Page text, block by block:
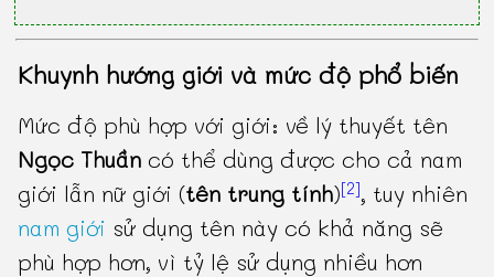
Khuynh hướng giới và mức độ phổ biến
Mức độ phù hợp với giới: về lý thuyết tên
Ngọc Thuần có thể dùng được cho cả nam
giới lẫn nữ giới (tên trung tính)[2], tuy nhiên
nam giới sử dụng tên này có khả năng sẽ
phù hợp hơn, vì tỷ lệ sử dụng nhiều hơn